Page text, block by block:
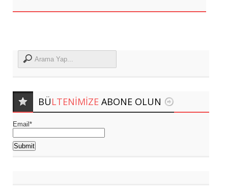
BÜLTENIMIZE ABONE OLUN
Email*